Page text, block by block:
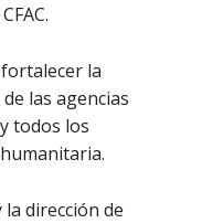
la
las agencias
todos los
dirección de